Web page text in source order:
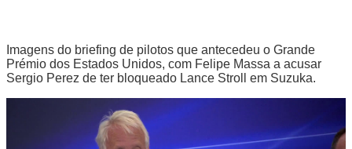
Imagens do briefing de pilotos que antecedeu o Grande
Prémio dos Estados Unidos, com Felipe Massa a acusar
Sergio Perez de ter bloqueado Lance Stroll em Suzuka.